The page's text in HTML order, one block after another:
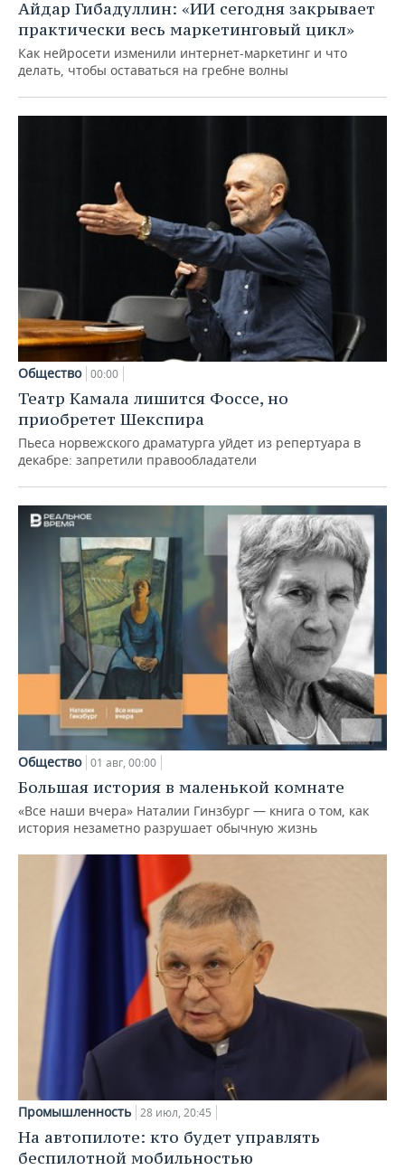
Айдар Гибадуллин: «ИИ сегодня закрывает
практически весь маркетинговый цикл»
Как нейросети изменили интернет-маркетинг и что
делать, чтобы оставаться на гребне волны
Общество 00:00
Театр Камала лишится Фоссе, но
приобретет Шекспира
Пьеса норвежского драматурга уйдет из репертуара в
декабре: запретили правообладатели
Общество 01 авг, 00:00
Большая история в маленькой комнате
«Все наши вчера» Наталии Гинзбург — книга о том, как
история незаметно разрушает обычную жизнь
Промышленность 28 июл, 20:45
На автопилоте: кто будет управлять
беспилотной мобильностью